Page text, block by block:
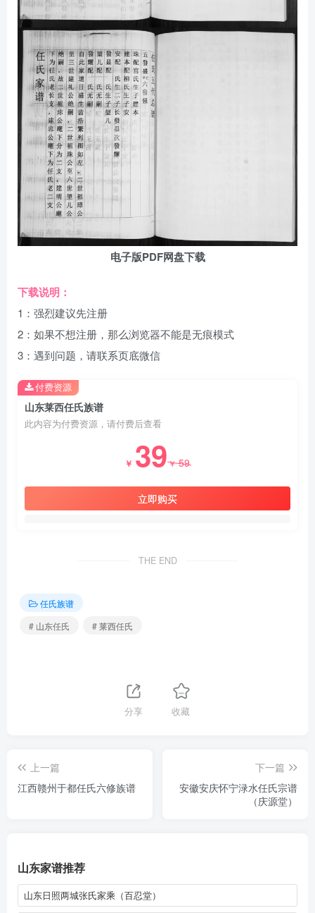
电子版PDF网盘下载
下载说明：
1：强烈建议先注册
2：如果不想注册，那么浏览器不能是无痕模式
3：遇到问题，请联系页底微信
山东莱西任氏族谱
此内容为付费资源，请付费后查看
￥ 39￥59
立即购买
付费资源
THE END
任氏族谱
# 山东任氏
# 莱西任氏
分享 收藏
上一篇
江西赣州于都任氏六修族谱
下一篇
安徽安庆怀宁渌水任氏宗谱
（庆源堂）
山东家谱推荐
山东日照两城张氏家乘（百忍堂）